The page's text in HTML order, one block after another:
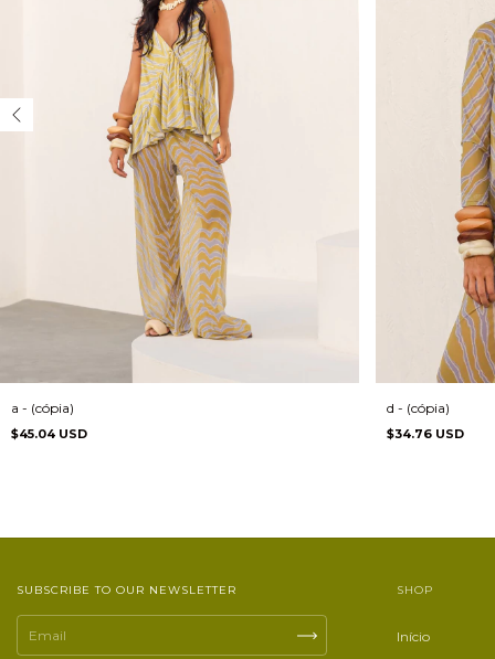
a - (cópia)
$45.04 USD
d - (cópia)
$34.76 USD
SUBSCRIBE TO OUR NEWSLETTER SHOP
Início